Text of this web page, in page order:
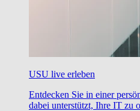
USU live erleben
Entdecken Sie in einer
dabei unterstützt, Ihre IT zu